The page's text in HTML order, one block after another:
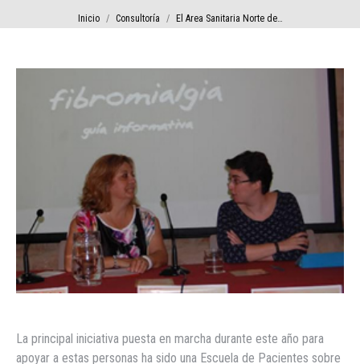
Estás aquí:
Inicio Consultoría El Area Sanitaria Norte de…
La principal iniciativa puesta en marcha durante este año para
apoyar a estas personas ha sido una Escuela de Pacientes sobre